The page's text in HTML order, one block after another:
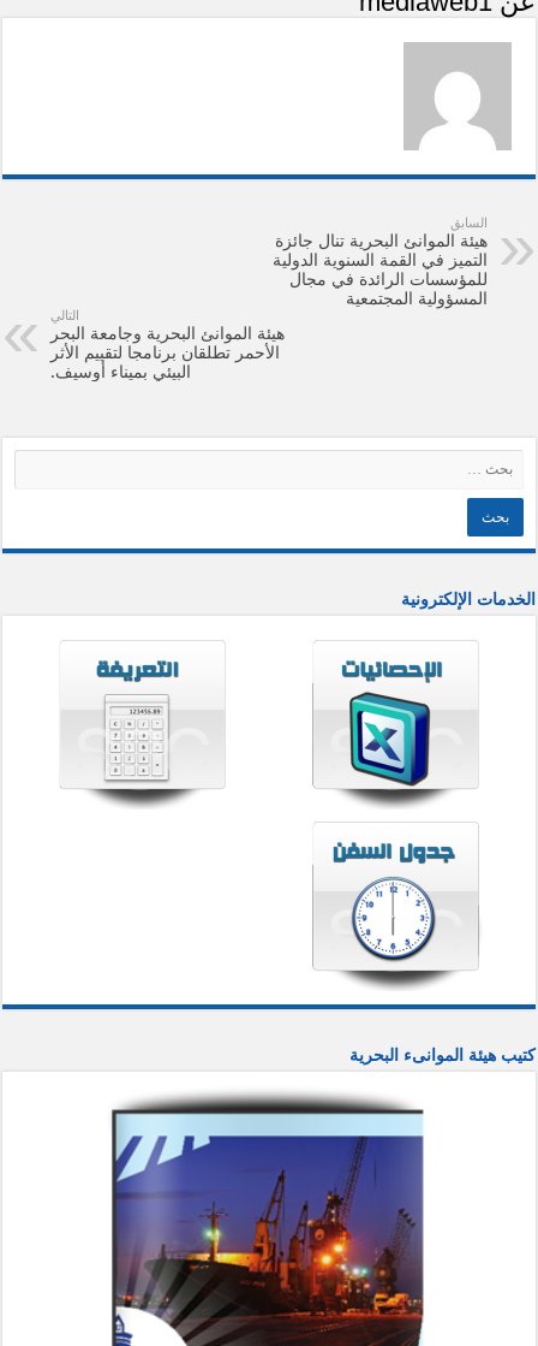
السابق
هيئة الموانئ البحرية تنال جائزة
التميز في القمة السنوية الدولية
للمؤسسات الرائدة في مجال
المسؤولية المجتمعية
التالي
هيئة الموانئ البحرية وجامعة البحر
الأحمر تطلقان برنامجا لتقييم الأثر
البيئي بميناء أوسيف.
الخدمات الإلكترونية
كتيب هيئة الموانىء البحرية